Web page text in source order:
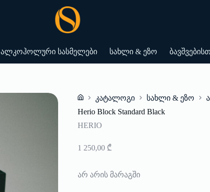
ალკოჰოლური სასმელები სახლი & ეზო
Home
კატალოგი სახლი & ეზო
Herio Block Standard Black
HERIO
1 250,00 ₾
არ არის მარაგში